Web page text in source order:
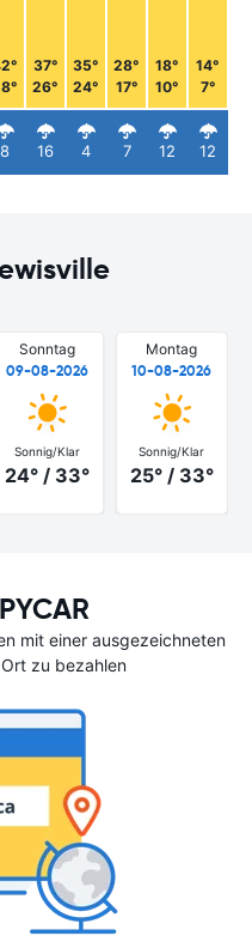
8
37°
26°
16
35°
24°
4
28°
17°
7
18°
10°
12
14°
7°
12
Sonntag
09-08-2026
Sonnig/Klar
24° / 33°
Montag
10-08-2026
Sonnig/Klar
25° / 33°
mit einer ausgezeichneten
zu bezahlen